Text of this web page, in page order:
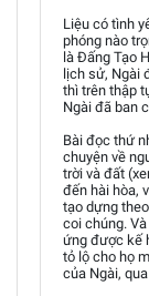
Liệu có tình
phóng nào
là Đấng Tạo
lịch sử, Ngài
thì trên thập
Ngài đã ban
Bài đọc thứ
chuyện về
trời và đất
đến hài hòa,
tạo dựng
coi chúng.
ứng được kế
tỏ lộ cho họ
của Ngài,